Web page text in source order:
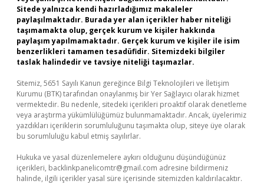
Sitede yalnızca kendi hazırladığımız makaleler
paylaşılmaktadır. Burada yer alan içerikler haber niteliği
taşımamakta olup, gerçek kurum ve kişiler hakkında
paylaşım yapılmamaktadır. Gerçek kurum ve kişiler ile isim
benzerlikleri tamamen tesadüfidir. Sitemizdeki bilgiler
taslak halindedir ve tavsiye niteliği taşımazlar.
Sitemiz, 5651 Sayılı Kanun gereğince Bilgi Teknolojileri ve İletişim
Kurumu (BTK) tarafından onaylanmış bir Yer Sağlayıcı olarak hizmet
vermektedir. Bu nedenle, sitedeki içerikleri proaktif olarak denetleme
veya araştırma yükümlülüğümüz bulunmamaktadır. Ancak, üyelerimiz
yazdıkları içeriklerin sorumluluğunu taşımakta olup, siteye üye olarak
bu sorumluluğu kabul etmiş sayılırlar.
Hukuka ve yasal düzenlemelere aykırı olduğunu düşündüğünüz
içerikleri, backlinkpanelicomtr@gmail.com adresine bildirmeniz
halinde, ilgili içerikler yasal süre içerisinde sitemizden kaldırılacaktır.